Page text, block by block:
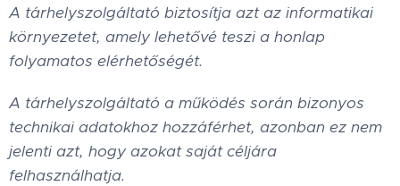
A tárhelyszolgáltató biztosítja azt az informatikai
környezetet, amely lehetővé teszi a honlap
folyamatos elérhetőségét.
A tárhelyszolgáltató a működés során bizonyos
technikai adatokhoz hozzáférhet, azonban ez nem
jelenti azt, hogy azokat saját céljára
felhasználhatja.